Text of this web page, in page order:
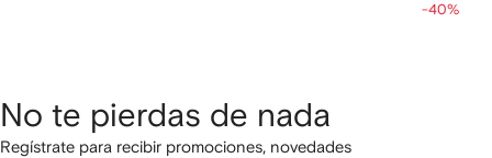
-40%
No te pierdas de nada
Regístrate para recibir promociones, novedades